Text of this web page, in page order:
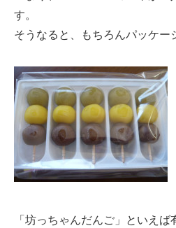
す。
そうなると、もちろんパッケー
「坊っちゃんだんご」といえ